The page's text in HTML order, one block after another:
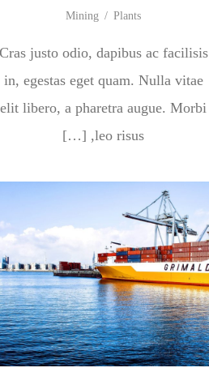
Mining / Plants
Cras justo odio, dapibus ac facilisis
in, egestas eget quam. Nulla vitae
elit libero, a pharetra augue. Morbi
leo risus, […]